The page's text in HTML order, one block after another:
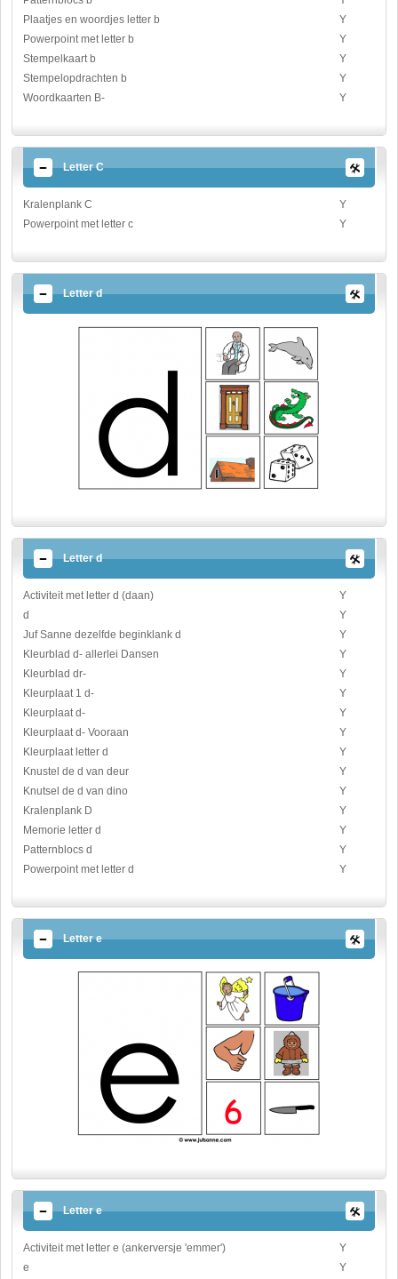
Plaatjes en woordjes letter b
Y
Powerpoint met letter b
Y
Stempelkaart b
Y
Stempelopdrachten b
Y
Woordkaarten B-
Y
Letter C
Kralenplank C
Y
Powerpoint met letter c
Y
Letter d
Letter d
Activiteit met letter d (daan)
Y
d
Y
Juf Sanne dezelfde beginklank d
Y
Kleurblad d- allerlei Dansen
Y
Kleurblad dr-
Y
Kleurplaat 1 d-
Y
Kleurplaat d-
Y
Kleurplaat d- Vooraan
Y
Kleurplaat letter d
Y
Knustel de d van deur
Y
Knutsel de d van dino
Y
Kralenplank D
Y
Memorie letter d
Y
Patternblocs d
Y
Powerpoint met letter d
Y
Letter e
Letter e
Activiteit met letter e (ankerversje 'emmer')
Y
e
Y